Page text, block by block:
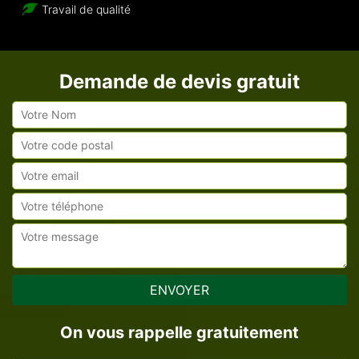
Travail de qualité
Demande de devis gratuit
On vous rappelle gratuitement